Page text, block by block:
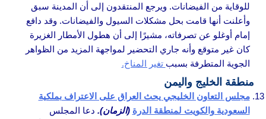
للوقاية من الفيضانات. ويرجع المنتقدون إلى أن المدينة سبق
وأعلنت أنها قامت بحل مشكلات السيول والفيضانات. وقد دافع
إمام أوغلو عن تصرفاته، مشيرًا إلى أن هطول الأمطار الغزيرة
كان غير متوقع وأنه جاري التحضير لمواجهة المزيد من الظواهر
الجوية المتطرفة بسبب تغير المناخ.
منطقة الخليج واليمن
مجلس التعاون الخليجي يحث العراق على الاعتراف بملكية
السعودية والكويت لمنطقة الدرة (الزمان). دعا المجلس